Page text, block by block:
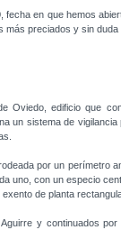
en que hemos
preciados y sin
Oviedo, edificio que
un sistema de
por un
uno, con un especio
de planta
y continuados